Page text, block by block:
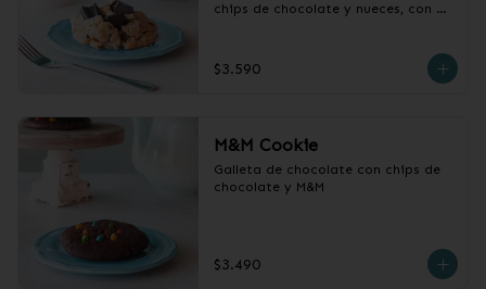
chips de chocolate y nueces, con
$3.590
M&M Cookie
Galleta de chocolate con chips de
chocolate y M&M
$3.490